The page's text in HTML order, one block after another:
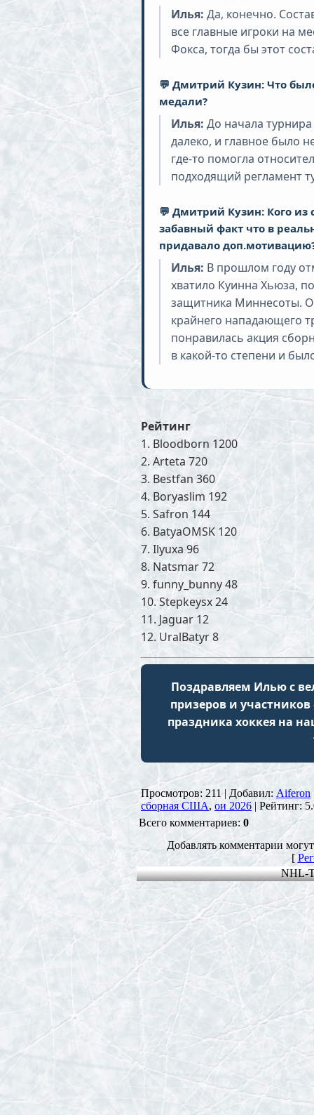
Илья: Да, конечно.
все главные игроки на
Фокса, тогда бы этот
💬 Дмитрий Кузин: Что
медали?
Илья: До начала
далеко, и главное было
где-то помогла
подходящий регламент
💬 Дмитрий Кузин: Кого из
забавный факт что в
придавало
Илья: В прошлом году
хватило Куинна Хьюза,
защитника Миннесоты.
крайнего нападающего
понравилась акция
в какой-то степени и
Рейтинг
1. Bloodborn 1200
2. Arteta 720
3. Bestfan 360
4. Boryaslim 192
5. Safron 144
6. BatyaOMSK 120
7. Ilyuxa 96
8. Natsmar 72
9. funny_bunny 48
10. Stepkeysx 24
11. Jaguar 12
12. UralBatyr 8
Поздравляем Илью с
призеров и
праздника хоккея на
Просмотров: 211 | Добавил: Aiferon
сборная США, ои 2026 | Рейтинг:
Всего комментариев: 0
Добавлять комментарии
[
NHL-